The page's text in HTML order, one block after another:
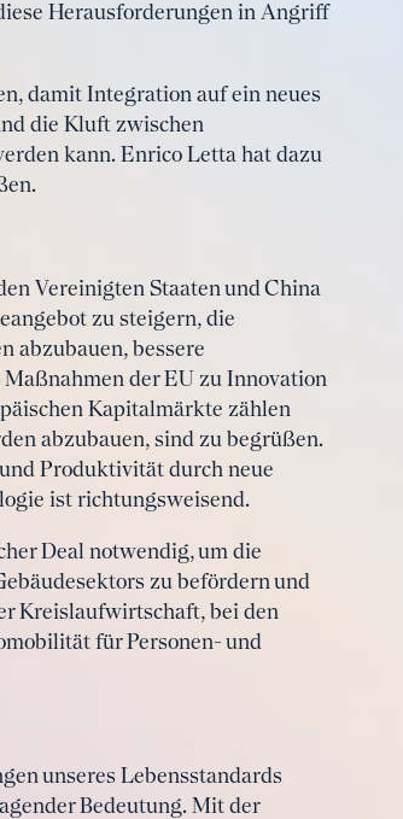
Herausforderungen in Angriff
damit Integration auf ein neues
die Kluft zwischen
kann. Enrico Letta hat dazu
Vereinigten Staaten und China
zu steigern, die
abzubauen, bessere
der EU zu Innovation
Kapitalmärkte zählen
abzubauen, sind zu begrüßen.
Produktivität durch neue
ist richtungsweisend.
Deal notwendig, um die
zu befördern und
Kreislaufwirtschaft, bei den
für Personen- und
unseres Lebensstandards
Bedeutung. Mit der